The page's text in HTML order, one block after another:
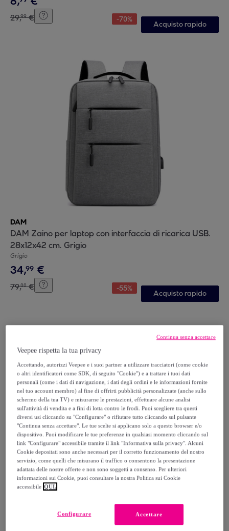
29,99 € -70%
Acquisto rapido
DAM
DAM Zaino per laptop con interfaccia di ricarica USB.
28x12x42 cm. Grigio
Grigio
34,99 €
79,00 € -55%
Acquisto rapido
DAM
29x12x41 cm. Colore nero
Veepee rispetta la tua privacy
Accettando, autorizzi Veepee e i suoi partner a utilizzare tracciatori (come cookie
o altri identificatori come SDK, di seguito "Cookie") e a trattare i tuoi dati
personali (come i dati di navigazione, i dati degli ordini e le informazioni fornite
nel tuo account membro) al fine di offrirti pubblicità personalizzate (anche sullo
schermo della tua TV) e misurarne le prestazioni, effettuare alcune analisi
sull'attività di vendita e a fini di lotta contro le frodi. Puoi scegliere tra questi
diversi usi cliccando su "Configurare" o rifiutare tutto cliccando sul pulsante
"Continua senza accettare". Le tue scelte si applicano solo a questo browser e/o
dispositivo. Puoi modificare le tue preferenze in qualsiasi momento cliccando sul
link "Configurare" accessibile tramite il link "Informativa sulla privacy". Alcuni
Cookie depositati sono anche necessari per il corretto funzionamento del nostro
servizio, come quelli che misurano il traffico o consentono la presentazione
adattata delle nostre offerte e non sono soggetti a consenso. Per ulteriori
informazioni sui Cookie, puoi consultare la nostra Politica sui Cookie
accessibile QUI.
Accettare
Configurare
Continua senza accettare